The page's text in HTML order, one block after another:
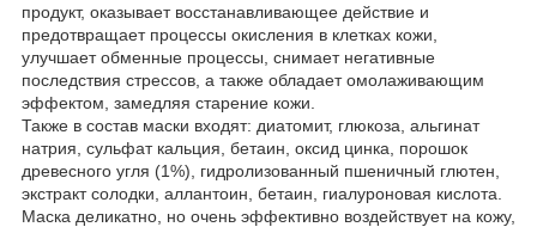
продукт, оказывает восстанавливающее действие и
предотвращает процессы окисления в клетках кожи,
улучшает обменные процессы, снимает негативные
последствия стрессов, а также обладает омолаживающим
эффектом, замедляя старение кожи.
Также в состав маски входят: диатомит, глюкоза, альгинат
натрия, сульфат кальция, бетаин, оксид цинка, порошок
древесного угля (1%), гидролизованный пшеничный глютен,
экстракт солодки, аллантоин, бетаин, гиалуроновая кислота.
Маска деликатно, но очень эффективно воздействует на кожу,